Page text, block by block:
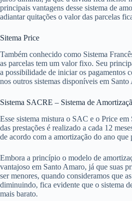
principais vantagens desse sistema de
adiantar quitações o valor das parcelas
Sitema Price
Também conhecido como Sistema
as parcelas tem um valor fixo. Seu
a possibilidade de iniciar os pagamentos
nos outros sistemas disponíveis em Santo
Sistema SACRE – Sistema de
Esse sistema mistura o SAC e o Price
das prestações é realizado a cada 12
de acordo com a amortização do ano que
Embora a princípio o modelo de
vantajoso em Santo Amaro, já que suas
ser menores, quando consideramos que
diminuindo, fica evidente que o sistema
mais barato.